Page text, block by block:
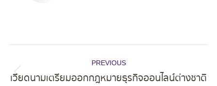
navigation
PREVIOUS
Previous
เวียดนามเตรียมออกกฎหมายธุรกิจออนไลน์ต่างชาติ